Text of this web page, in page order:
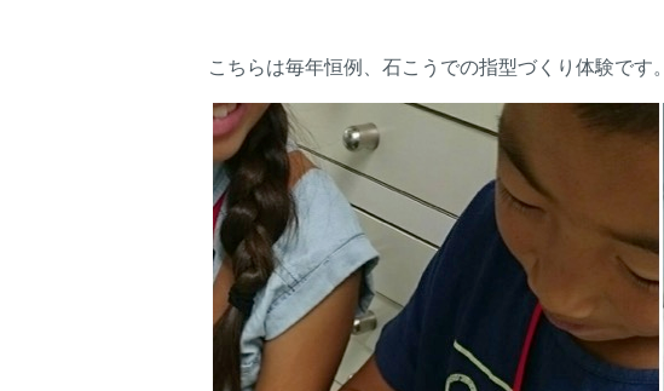
こちらは毎年恒例、石こうでの指型づくり体験です。